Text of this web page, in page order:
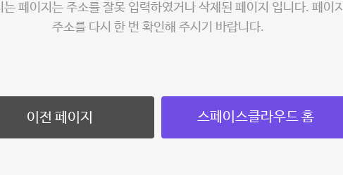
는 페이지는 주소를 잘못 입력하였거나 삭제된 페이지 입니다. 페이지
주소를 다시 한 번 확인해 주시기 바랍니다.
이전 페이지 스페이스클라우드 홈